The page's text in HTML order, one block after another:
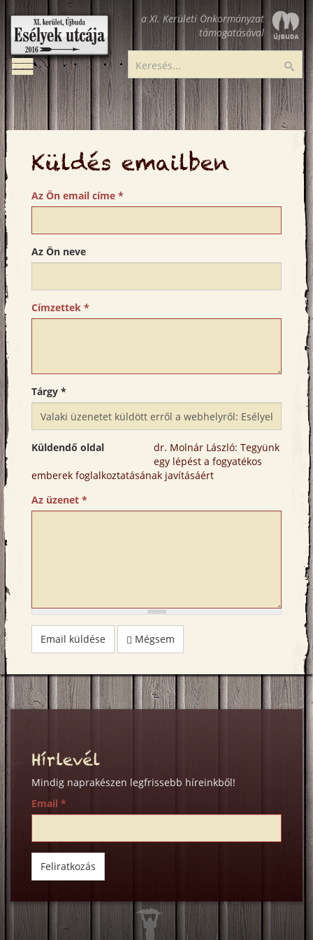
Ugrás
tartalomra
Esélyek
utcája
a XI. Kerületi Önkormányzat
támogatásával
Toggle
navigation
Küldés emailben
Az Ön email címe *
Az Ön neve
Címzettek *
Tárgy *
Küldendő oldal
dr. Molnár László: Tegyünk
egy lépést a fogyatékos
emberek foglalkoztatásának javításáért
Az üzenet *
Email küldése Mégsem
Hírlevél
Mindig naprakészen legfrissebb híreinkből!
Email *
Feliratkozás